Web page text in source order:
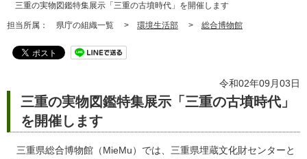
三重の実物図鑑特集展示「三重の古墳時代」を開催します
担当所属： 県庁の組織一覧 > 環境生活部 > 総合博物館
令和02年09月03日
三重の実物図鑑特集展示「三重の古墳時代」
を開催します
三重県総合博物館（MieMu）では、三重県埋蔵文化財センターと